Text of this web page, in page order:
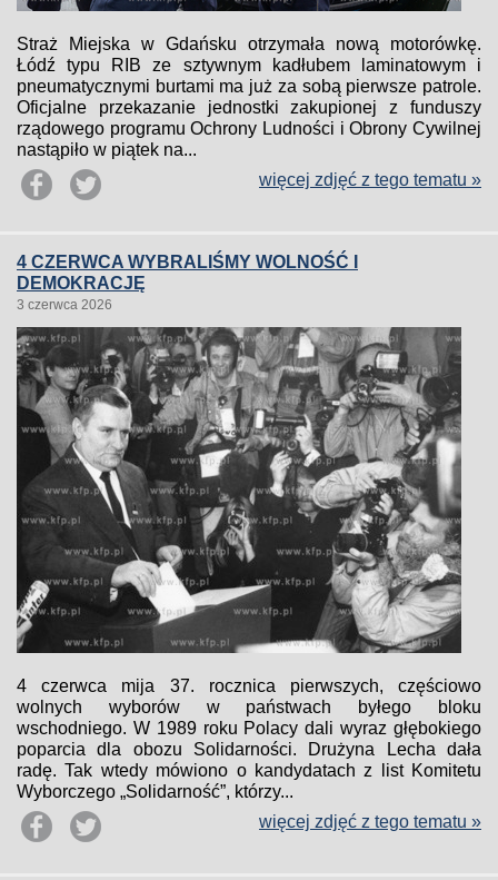
Straż Miejska w Gdańsku otrzymała nową motorówkę.
Łódź typu RIB ze sztywnym kadłubem laminatowym i
pneumatycznymi burtami ma już za sobą pierwsze patrole.
Oficjalne przekazanie jednostki zakupionej z funduszy
rządowego programu Ochrony Ludności i Obrony Cywilnej
nastąpiło w piątek na...
więcej zdjęć z tego tematu »
4 CZERWCA WYBRALIŚMY WOLNOŚĆ I
DEMOKRACJĘ
3 czerwca 2026
4 czerwca mija 37. rocznica pierwszych, częściowo
wolnych wyborów w państwach byłego bloku
wschodniego. W 1989 roku Polacy dali wyraz głębokiego
poparcia dla obozu Solidarności. Drużyna Lecha dała
radę. Tak wtedy mówiono o kandydatach z list Komitetu
Wyborczego „Solidarność”, którzy...
więcej zdjęć z tego tematu »